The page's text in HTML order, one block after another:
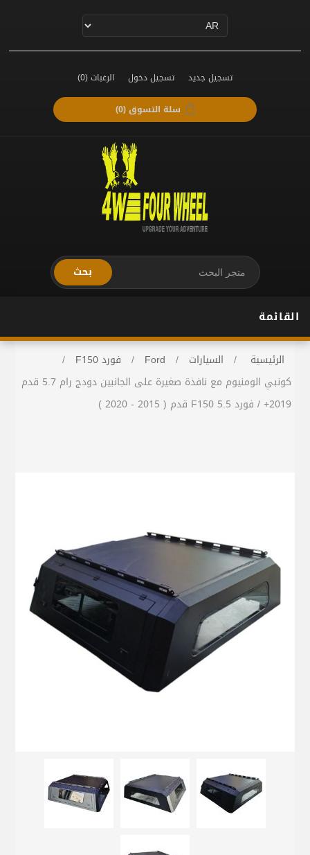
تسجيل جديد تسجيل دخول الرغبات(0)
سلة التسوق(0)
بحث
القائمة
الرئيسية / السيارات /
Ford
/ فورد F150
/
كونبي الومنيوم مع نافذة صغيرة على الجانبين دودج رام 5.7 قدم
2019+ / فورد F150 5.5 قدم ( 2015 - 2020 )